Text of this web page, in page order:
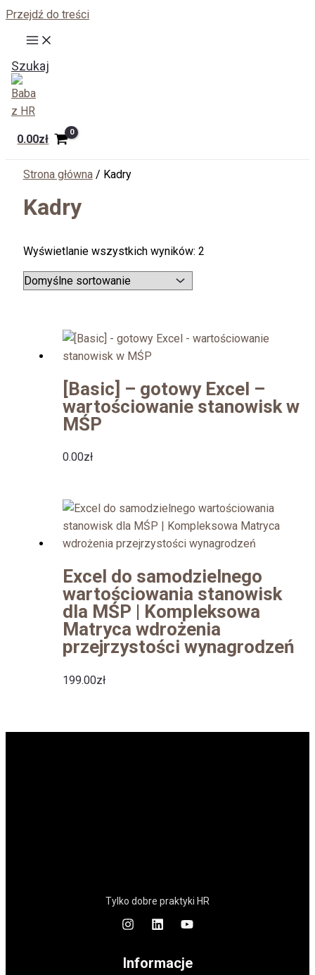
Przejdź do treści
Szukaj
0.00zł
Strona główna/ Kadry
Kadry
Wyświetlanie wszystkich wyników: 2
[Basic] – gotowy Excel –
wartościowanie stanowisk w
MŚP
0.00zł
Excel do samodzielnego
wartościowania stanowisk
dla MŚP | Kompleksowa
Matryca wdrożenia
przejrzystości wynagrodzeń
199.00zł
Tylko dobre praktyki HR
Informacje